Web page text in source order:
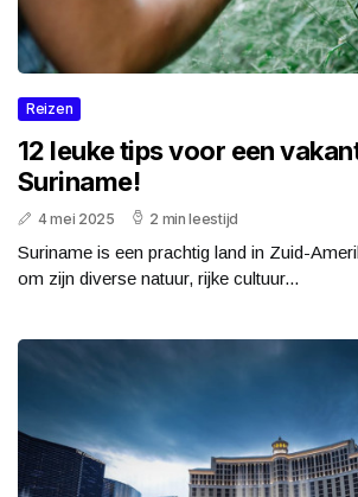
Reizen
12 leuke tips voor een
Suriname!
4 mei 2025 2 min leestijd
Suriname is een prachtig land in Zuid-
om zijn diverse natuur, rijke cultuur...